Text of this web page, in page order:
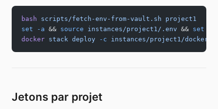
bash scripts/fetch-env-from-vault.sh project1
set -a && source instances/project1/.env && set
docker stack deploy -c instances/project1/docker-
Jetons par projet